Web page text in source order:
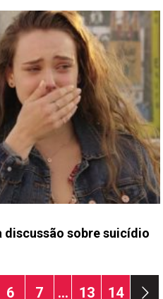
discussão sobre suicídio
Página
6 Página
7 … Página
13 Página
14